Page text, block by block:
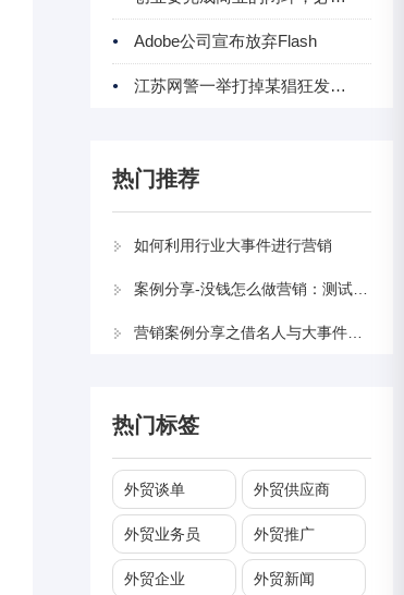
Adobe公司宣布放弃Flash
江苏网警一举打掉某猖狂发起＂DDOS＂攻击的犯罪
热门推荐
如何利用行业大事件进行营销
案例分享-没钱怎么做营销：测试与反馈
营销案例分享之借名人与大事件营销
热门标签
外贸谈单 外贸供应商
外贸业务员 外贸推广
外贸企业 外贸新闻